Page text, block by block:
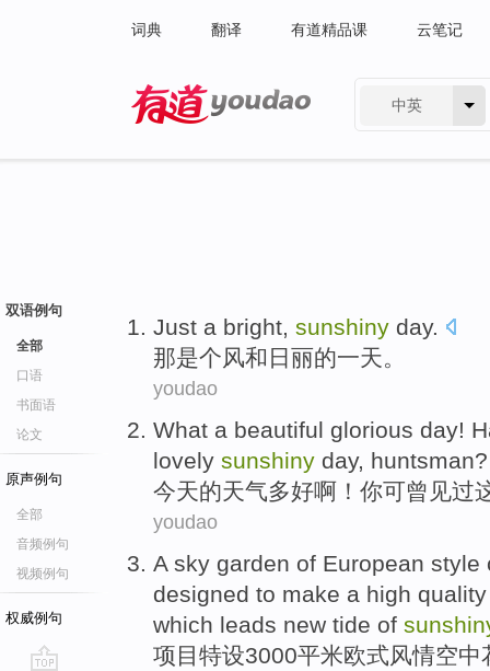
词典 翻译 有道精品课 云笔记
中英
双语例句
全部
口语
书面语
论文
原声例句
全部
音频例句
视频例句
权威例句
Just a bright, sunshiny day.
那是个风和日丽的一天。
youdao
What a beautiful glorious day!
lovely sunshiny day, huntsman?
今天的天气多好啊！ 你可曾 见过
youdao
A sky garden of European style
designed to make a high quality
which leads new tide of
项目特设3000平米欧式风情空中